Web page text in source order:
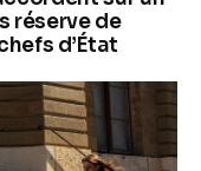
réserve de
d’État